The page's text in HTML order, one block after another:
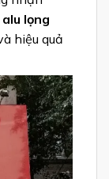
lọng
hiệu quả